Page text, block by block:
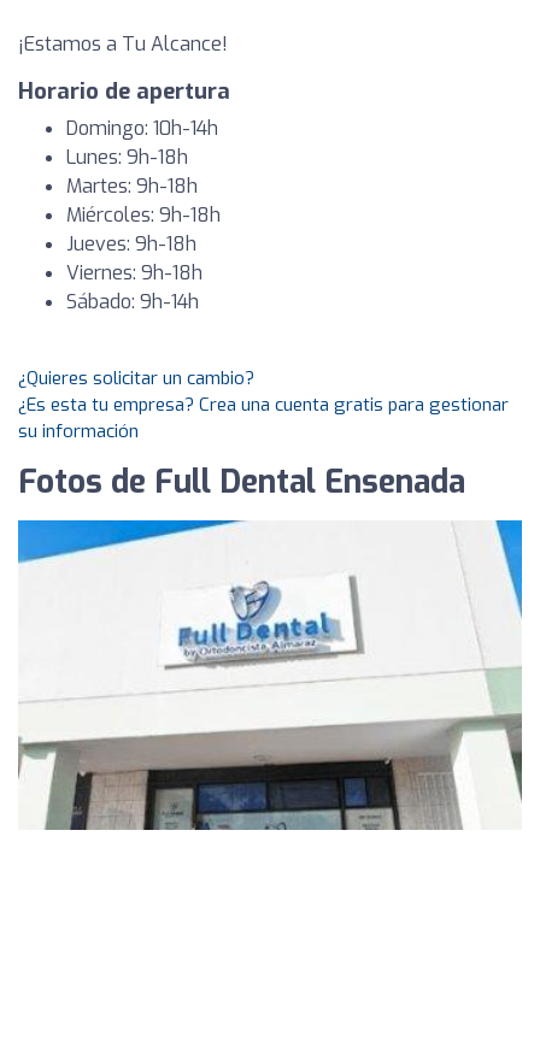
¡Estamos a Tu Alcance!
Horario de apertura
Domingo: 10h-14h
Lunes: 9h-18h
Martes: 9h-18h
Miércoles: 9h-18h
Jueves: 9h-18h
Viernes: 9h-18h
Sábado: 9h-14h
¿Quieres solicitar un cambio?
¿Es esta tu empresa? Crea una cuenta gratis para gestionar
su información
Fotos de Full Dental Ensenada